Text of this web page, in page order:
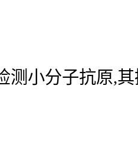
测小分子抗原,